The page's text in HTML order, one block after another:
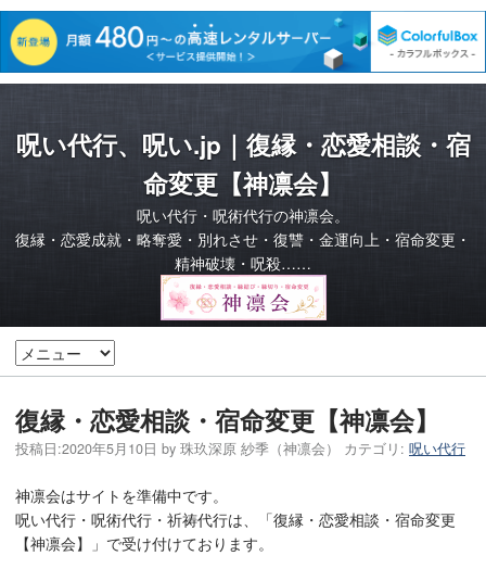
呪い代行、呪い.jp｜復縁・恋愛相談・宿
命変更【神凛会】
呪い代行・呪術代行の神凛会。
復縁・恋愛成就・略奪愛・別れさせ・復讐・金運向上・宿命変更・
精神破壊・呪殺……
復縁・恋愛相談・宿命変更【神凛会】
投稿日:2020年5月10日 by 珠玖深原 紗季（神凛会） カテゴリ: 呪い代行
神凛会はサイトを準備中です。
呪い代行・呪術代行・祈祷代行は、「復縁・恋愛相談・宿命変更
【神凛会】」で受け付けております。